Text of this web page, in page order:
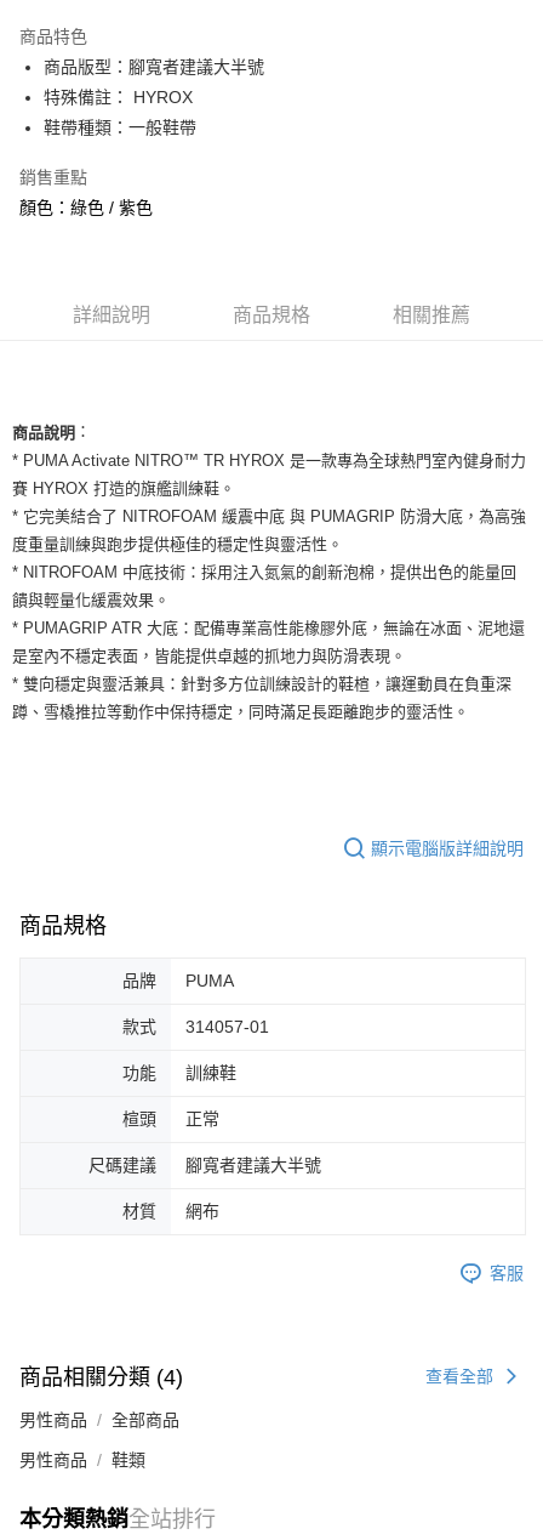
合作金庫商業銀行
華南商業銀行
上海商業儲蓄銀行
國泰世華商業銀行
匯豐（台灣）商業銀行
聯邦商業銀行
台灣樂天信用卡公司
超商取貨付款
LINE Pay
街口支付
AFTEE先享後付
便利好安心！
２．便利：只要手機號碼，簡訊認證，即可結帳。
３．安心：先確認商品／服務後，再付款。
【「AFTEE先享後付」結帳流程】
１．於結帳方式選擇「AFTEE先享後付」後，將跳轉至「AFTEE先享後付」
結帳頁面，進行簡訊認證並確認金額後，即可完成結帳。
２．訂單成立數日內，您將收到繳費通知簡訊。
３．收到繳費通知簡訊後14天內，點擊此簡訊中的連結，可透過四大超商／
ATM／網路銀行／等多元方式進行付款，方視為交易完成。
※ 請注意：結帳手續完成當下不需立刻繳費，但若您需要取消訂單，請聯絡
購買商品的店家。未經商家同意取消之訂單仍視為有效，需透過AFTEE先享
後付繳納相關費用。
１．透過由恩沛科技股份有限公司提供之「AFTEE先享後付」服務完成之交
易，需依本服務之必要範圍內提供個人資料，並將交易相關給付款項請求債
https://aftee.tw/terms/#terms3
「AFTEE先享後付」，若未經同意申辦者引起之損失，本公司不負相關責
４．使用「AFTEE先享後付」時，將依據個別帳號之用戶狀況，依本公司即
時審查核予不同之上限額度；若仍有額度不足之情形，本公司將視審查結果
５．嚴禁一人註冊多個帳號或使用他人資訊註冊。若發現惡意使用之情形，
運送方式
全家取貨付款
每筆NT$60，滿NT$1,500(含以上)免運費
付款後全家取貨
每筆NT$60，滿NT$1,500(含以上)免運費
7-11取貨付款
每筆NT$60，滿NT$1,500(含以上)免運費
商品特色
商品版型：腳寬者建議大半號
特殊備註： HYROX
鞋帶種類：一般鞋帶
銷售重點
顏色：綠色 / 紫色
詳細說明 商品規格 相關推薦
商品說明 ：
* PUMA Activate NITRO™ TR HYROX 是一款專為全球熱門室內健身耐力
賽 HYROX 打造的旗艦訓練鞋。
* 它完美結合了 NITROFOAM 緩震中底 與 PUMAGRIP 防滑大底，為高強
度重量訓練與跑步提供極佳的穩定性與靈活性。
* NITROFOAM 中底技術：採用注入氮氣的創新泡棉，提供出色的能量回
饋與輕量化緩震效果。
* PUMAGRIP ATR 大底：配備專業高性能橡膠外底，無論在冰面、泥地還
是室內不穩定表面，皆能提供卓越的抓地力與防滑表現。
* 雙向穩定與靈活兼具：針對多方位訓練設計的鞋楦，讓運動員在負重深
蹲、雪橇推拉等動作中保持穩定，同時滿足長距離跑步的靈活性。
顯示電腦版詳細說明
商品規格
品牌 PUMA
款式 314057-01
功能 訓練鞋
楦頭 正常
尺碼建議 腳寬者建議大半號
材質 網布
客服
商品相關分類 (4) 查看全部
男性商品 全部商品
男性商品 鞋類
本分類熱銷全站排行